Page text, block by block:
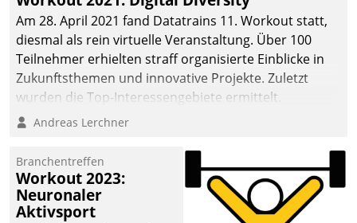
Lösungen mit hohem
Zukunftspotenzial.
Am 28. April 2021 fand Datatrains 11. Workout statt,
diesmal als rein virtuelle Veranstaltung. Über 100
Teilnehmer erhielten straff organisierte Einblicke in
Zukunftsthemen und innovative Projekte. Zuletzt
wurden die Top-Interessengebiete ermittelt.
Andreas Lerchner
Branchentreffen
Workout 2023:
Neuronaler
Aktivsport